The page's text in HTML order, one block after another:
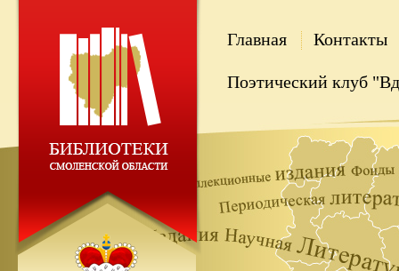
Главная Контакты
Поэтический клуб